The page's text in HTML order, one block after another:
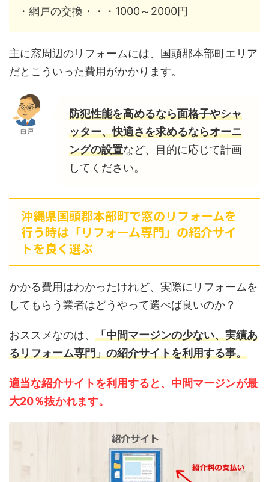
・網戸の交換・・・1000～2000円
主に窓周辺のリフォームには、国頭郡本部町エリア
だとこういった費用がかかります。
白戸
防犯性能を高めるなら面格子やシャ
ッター、快適さを求めるならオーニ
ングの設置など、目的に応じて計画
してください。
沖縄県国頭郡本部町で窓のリフォームを
行う時は「リフォーム専門」の紹介サイ
トを良く選ぶ
かかる費用はわかったけれど、実際にリフォームを
してもらう業者はどうやって選べば良いのか？
おススメなのは、 「中間マージンの少ない、実績あ
るリフォーム専門」の紹介サイトを利用する事。
適当な紹介サイトを利用すると、中間マージンが最
大20％抜かれます。